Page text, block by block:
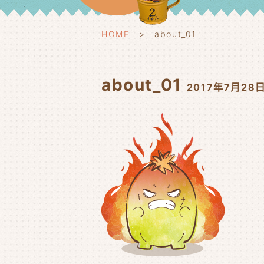
HOME about_01
about_01 2017年7月28